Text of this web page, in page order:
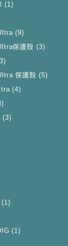
(1)
(9)
保護殼 (3)
保護殼 (5)
(4)
(3)
(1)
(1)